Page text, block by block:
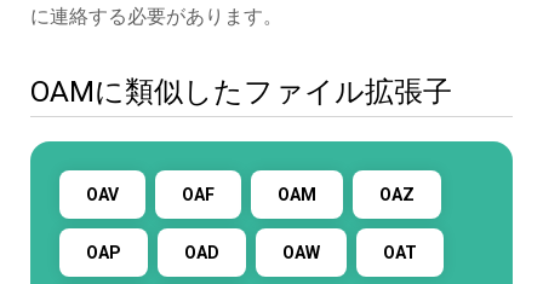
に連絡する必要があります。
OAMに類似したファイル拡張子
OAV OAF OAM OAZ
OAP OAD OAW OAT